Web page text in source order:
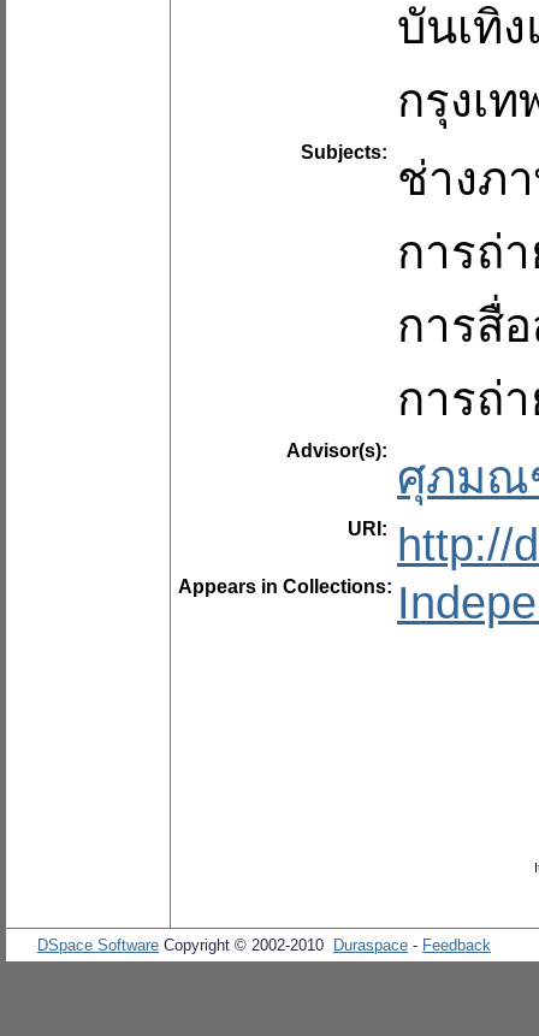
บันเทิ
กรุงเท
Subjects:
ช่างภ
การถ่
การสื่
การถ่
Advisor(s):
ศุภมณ
URI: http://
Appears in Collections:
DSpace Software Copyright © 2002-2010 Duraspace - Feedback